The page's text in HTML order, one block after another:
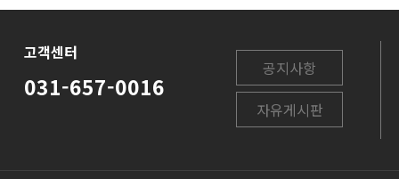
고객센터
031-657-0016
공지사항
자유게시판